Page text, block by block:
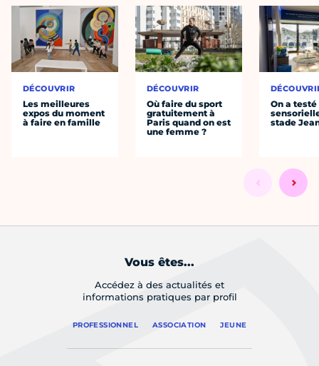
DÉCOUVRIR
Les meilleures
expos du moment
à faire en famille
DÉCOUVRIR
Où faire du sport
gratuitement à
Paris quand on est
une femme ?
On a
stade
Vous êtes...
Accédez à des actualités et
informations pratiques par profil
PROFESSIONNEL ASSOCIATION JEUNE